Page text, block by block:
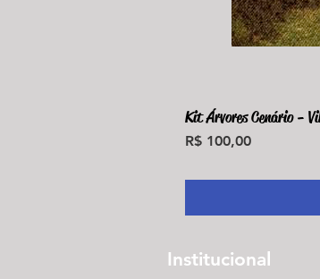
Kit Árvores Cenário -
Preço
R$ 100,00
Institucional